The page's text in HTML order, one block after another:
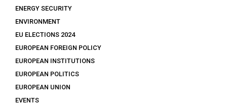
ENERGY SECURITY
ENVIRONMENT
EU ELECTIONS 2024
EUROPEAN FOREIGN POLICY
EUROPEAN INSTITUTIONS
EUROPEAN POLITICS
EUROPEAN UNION
EVENTS